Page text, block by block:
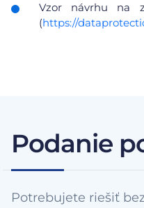
Vzor návrhu na
(https://
Podanie
Potrebujete riešiť